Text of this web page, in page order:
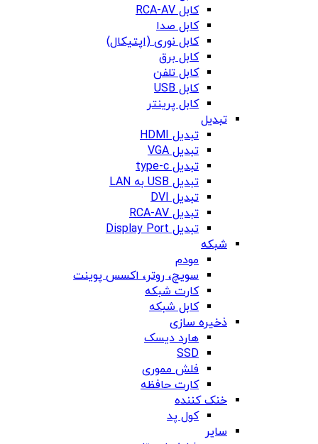
کابل RCA-AV
کابل صدا
کابل نوری (اپتیکال)
کابل برق
کابل تلفن
کابل USB
کابل پرینتر
تبدیل
تبدیل HDMI
تبدیل VGA
تبدیل type-c
تبدیل USB به LAN
تبدیل DVI
تبدیل RCA-AV
تبدیل Display Port
شبکه
مودم
سویچ، روتر، اکسس پوینت
کارت شبکه
کابل شبکه
ذخیره سازی
هارد دیسک
SSD
فلش مموری
کارت حافظه
خنک کننده
کول پد
سایر